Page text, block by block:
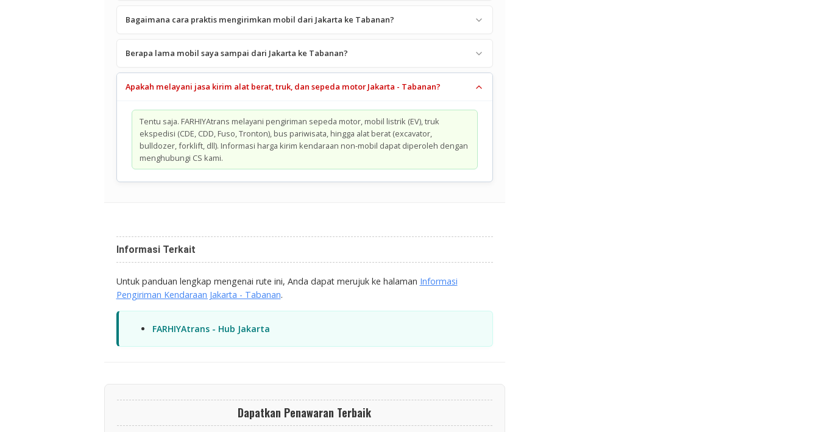
Bagaimana cara praktis mengirimkan mobil dari Jakarta ke Tabanan?
Berapa lama mobil saya sampai dari Jakarta ke Tabanan?
Apakah melayani jasa kirim alat berat, truk, dan sepeda motor Jakarta - Tabanan?
Tentu saja. FARHIYAtrans melayani pengiriman sepeda motor, mobil listrik (EV), truk
ekspedisi (CDE, CDD, Fuso, Tronton), bus pariwisata, hingga alat berat (excavator,
bulldozer, forklift, dll). Informasi harga kirim kendaraan non-mobil dapat diperoleh dengan
menghubungi CS kami.
Informasi Terkait
Untuk panduan lengkap mengenai rute ini, Anda dapat merujuk ke halaman Informasi
Pengiriman Kendaraan Jakarta - Tabanan.
FARHIYAtrans - Hub Jakarta
Dapatkan Penawaran Terbaik